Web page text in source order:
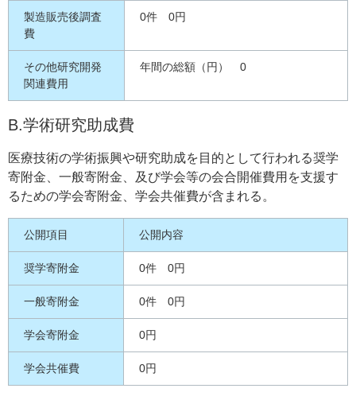
製造販売後調査
費
0件 0円
その他研究開発
関連費用
年間の総額（円） 0
B.学術研究助成費
医療技術の学術振興や研究助成を目的として行われる奨学
寄附金、一般寄附金、及び学会等の会合開催費用を支援す
るための学会寄附金、学会共催費が含まれる。
公開項目 公開内容
奨学寄附金 0件 0円
一般寄附金 0件 0円
学会寄附金 0円
学会共催費 0円